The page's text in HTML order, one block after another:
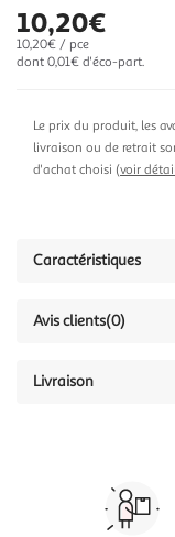
10,20€
10,20€ / pce
dont 0,01€ d'éco-part.
Le prix du produit, les
livraison ou de retrait
d'achat choisi (voir
Caractéristiques
Avis clients(0)
Livraison